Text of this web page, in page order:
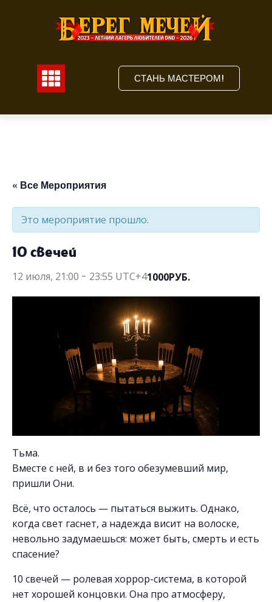
содержимому
СТАНЬ МАСТЕРОМ!
« Все Мероприятия
Это мероприятие прошло.
10 свечей
12 июля, 21:00 - 23:55 UTC+41000РУБ.
Тьма.
Вместе с ней, в и без того обезумевший мир,
пришли Они.
Всё, что осталось — пытаться выжить. Однако,
когда свет гаснет, а надежда висит на волоске,
невольно задумаешься: может быть, смерть и есть
спасение?
10 свечей — ролевая хоррор-система, в которой
нет хорошей концовки. Она про атмосферу,